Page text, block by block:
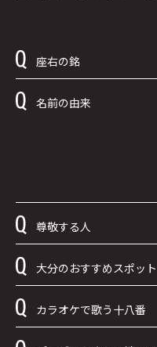
座右の銘
名前の由来
尊敬する人
大分のおすすめスポット
カラオケで歌う十八番